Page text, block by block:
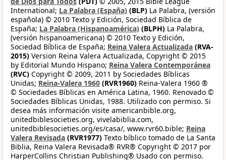
International; La Palabra (España) (BLP) La Palabra, (versión
española) © 2010 Texto y Edición, Sociedad Bíblica de
España; La Palabra (Hispanoamérica) (BLPH) La Palabra,
(versión hispanoamericana) © 2010 Texto y Edición,
Sociedad Bíblica de España; Reina Valera Actualizada (RVA-
2015) Version Reina Valera Actualizada, Copyright © 2015
by Editorial Mundo Hispano; Reina Valera Contemporánea
(RVC) Copyright © 2009, 2011 by Sociedades Bíblicas
Unidas; Reina-Valera 1960 (RVR1960) Reina-Valera 1960 ®
© Sociedades Bíblicas en América Latina, 1960. Renovado ©
Sociedades Bíblicas Unidas, 1988. Utilizado con permiso. Si
desea más información visite americanbible.org,
unitedbiblesocieties.org, vivelabiblia.com,
unitedbiblesocieties.org/es/casa/, www.rvr60.bible; Reina
Valera Revisada (RVR1977) Texto bíblico tomado de La Santa
Biblia, Reina Valera Revisada® RVR® Copyright © 2017 por
HarperCollins Christian Publishing® Usado con permiso.